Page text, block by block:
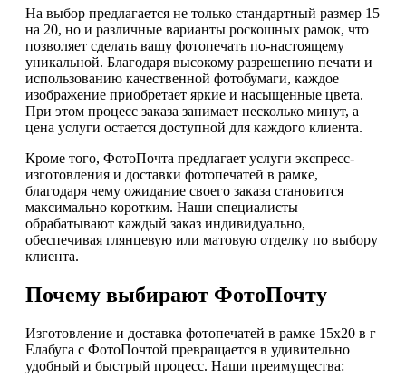
На выбор предлагается не только стандартный размер 15
на 20, но и различные варианты роскошных рамок, что
позволяет сделать вашу фотопечать по-настоящему
уникальной. Благодаря высокому разрешению печати и
использованию качественной фотобумаги, каждое
изображение приобретает яркие и насыщенные цвета.
При этом процесс заказа занимает несколько минут, а
цена услуги остается доступной для каждого клиента.
Кроме того, ФотоПочта предлагает услуги экспресс-
изготовления и доставки фотопечатей в рамке,
благодаря чему ожидание своего заказа становится
максимально коротким. Наши специалисты
обрабатывают каждый заказ индивидуально,
обеспечивая глянцевую или матовую отделку по выбору
клиента.
Почему выбирают ФотоПочту
Изготовление и доставка фотопечатей в рамке 15х20 в г
Елабуга с ФотоПочтой превращается в удивительно
удобный и быстрый процесс. Наши преимущества: